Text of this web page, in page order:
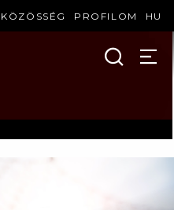
KÖZÖSSÉG PROFILOM HU